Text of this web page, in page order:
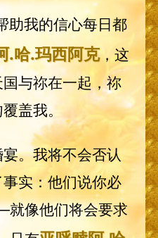
助我的信心每日都
.哈.玛西阿克，这
与祢在一起，祢
盖我。
。我将不会否认
实：他们说你必
就像他们将会要求